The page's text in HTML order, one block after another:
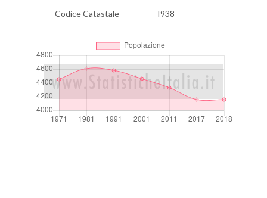
Codice Catastale I938